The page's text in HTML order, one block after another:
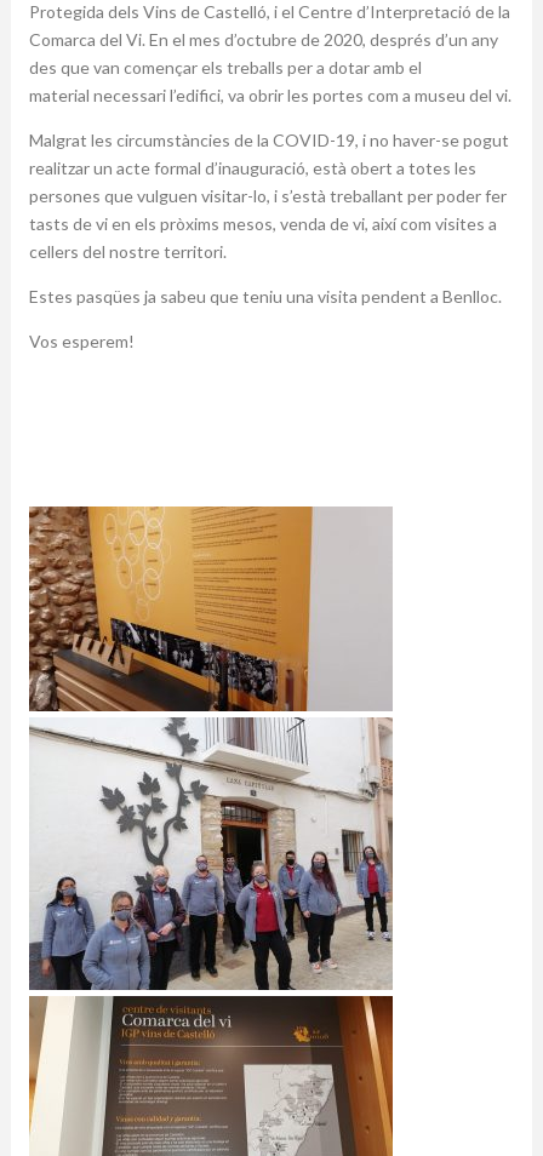
Protegida dels Vins de Castelló, i el Centre d’Interpretació de la
Comarca del Vi. En el mes d’octubre de 2020, després d’un any
des que van començar els treballs per a dotar amb el
material necessari l’edifici, va obrir les portes com a museu del vi.
Malgrat les circumstàncies de la COVID-19, i no haver-se pogut
realitzar un acte formal d’inauguració, està obert a totes les
persones que vulguen visitar-lo, i s’està treballant per poder fer
tasts de vi en els pròxims mesos, venda de vi, així com visites a
cellers del nostre territori.
Estes pasqües ja sabeu que teniu una visita pendent a Benlloc.
Vos esperem!